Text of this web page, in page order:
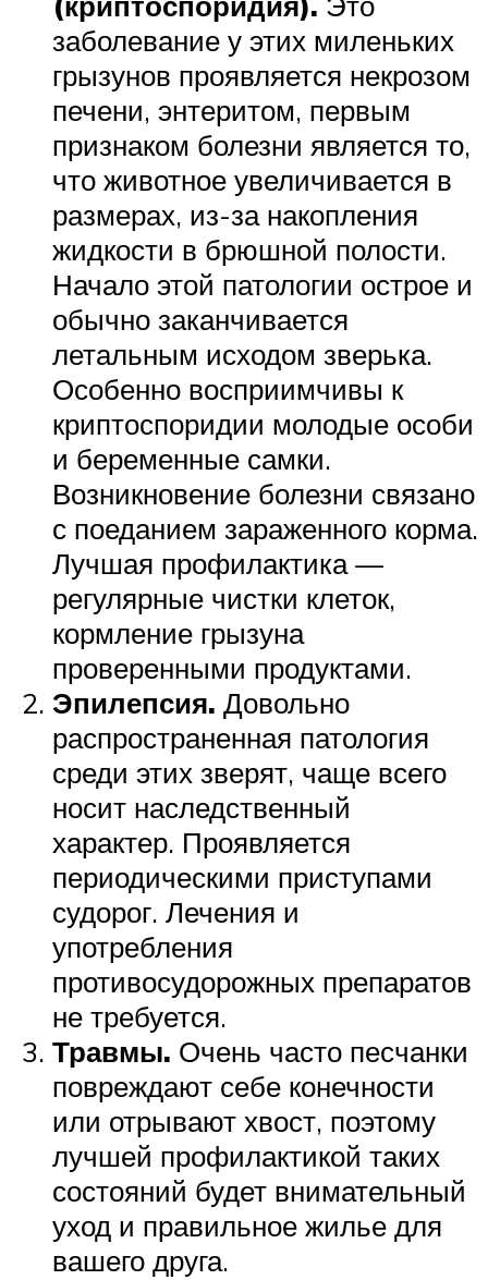
заболевание у этих миленьких
грызунов проявляется некрозом
печени, энтеритом, первым
признаком болезни является то,
что животное увеличивается в
размерах, из-за накопления
жидкости в брюшной полости.
Начало этой патологии острое и
обычно заканчивается
летальным исходом зверька.
Особенно восприимчивы к
криптоспоридии молодые особи
и беременные самки.
Возникновение болезни связано
с поеданием зараженного корма.
Лучшая профилактика —
регулярные чистки клеток,
кормление грызуна
проверенными продуктами.
Эпилепсия. Довольно
распространенная патология
среди этих зверят, чаще всего
носит наследственный
характер. Проявляется
периодическими приступами
судорог. Лечения и
употребления
противосудорожных препаратов
не требуется.
Травмы. Очень часто песчанки
повреждают себе конечности
или отрывают хвост, поэтому
лучшей профилактикой таких
состояний будет внимательный
уход и правильное жилье для
вашего друга.